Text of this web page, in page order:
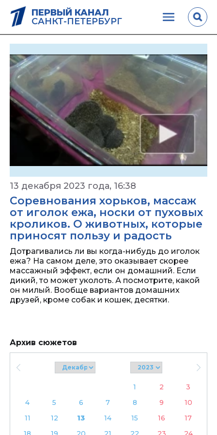
ПЕРВЫЙ КАНАЛ
САНКТ-ПЕТЕРБУРГ
13 декабря 2023 года, 16:38
Соревнования хорьков, массаж
от иголок ежа, носки от пуховых
кроликов. О животных, которые
приносят пользу и радость
Дотрагивались ли вы когда-нибудь до иголок
ежа? На самом деле, это оказывает скорее
массажный эффект, если он домашний. Если
дикий, то может уколоть. А посмотрите, какой
он милый. Вообще вариантов домашних
друзей, кроме собак и кошек, десятки.
Архив сюжетов
1 2
3
4
5 6 7 8 9
10
11
12 13 14 15 16
17